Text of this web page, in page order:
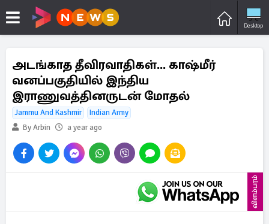
Desktop
அடங்காத தீவிரவாதிகள்... காஷ்மீர்
வனப்பகுதியில் இந்திய
இராணுவத்தினருடன் மோதல்
Jammu And Kashmir
Indian Army
By Arbin
a year ago
விளம்பரம்